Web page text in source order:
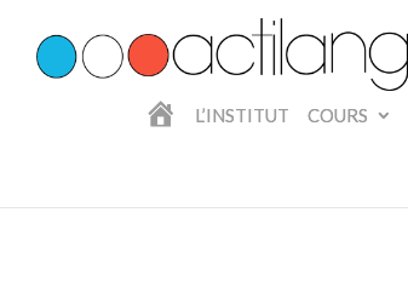
L
L’INSTITUT COURS